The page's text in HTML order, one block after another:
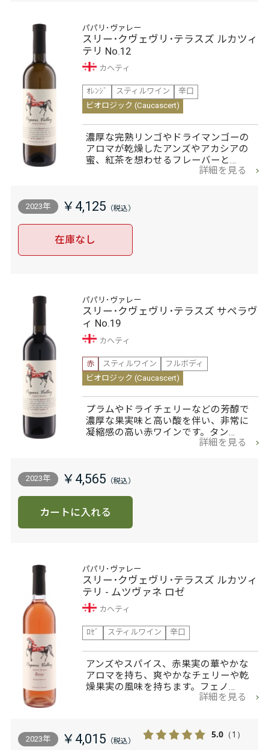
パパリ･ヴァレー
スリー･クヴェヴリ･テラスズ ルカツィ
テリ No.12
カヘティ
ｵﾚﾝｼﾞ
スティルワイン
辛口
ビオロジック (Caucascert)
濃厚な完熟リンゴやドライマンゴーの
アロマが乾燥したアンズやアカシアの
蜜、紅茶を想わせるフレーバーと…
詳細を見る
2023年 ￥4,125
在庫なし
パパリ･ヴァレー
スリー･クヴェヴリ･テラスズ サペラヴ
ィ No.19
カヘティ
赤
スティルワイン
フルボディ
ビオロジック (Caucascert)
プラムやドライチェリーなどの芳醇で
濃厚な果実味と高い酸を伴い、非常に
凝縮感の高い赤ワインです。タン…
詳細を見る
2023年 ￥4,565
カートに入れる
パパリ･ヴァレー
スリー･クヴェヴリ･テラスズ ルカツィ
テリ - ムツヴァネ ロゼ
カヘティ
ﾛｾﾞ
スティルワイン 辛口
アンズやスパイス、赤果実の華やかな
アロマを持ち、爽やかなチェリーや乾
燥果実の風味を持ちます。フェノ…
詳細を見る
2023年 ￥4,015 5.0 （1）